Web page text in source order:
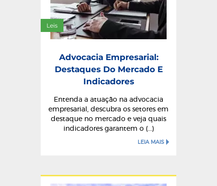
Leis
Advocacia Empresarial:
Destaques Do Mercado E
Indicadores
Entenda a atuação na advocacia
empresarial, descubra os setores em
destaque no mercado e veja quais
indicadores garantem o (...)
LEIA MAIS